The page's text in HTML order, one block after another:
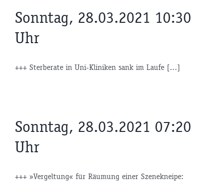
Sonntag, 28.03.2021 10:30
Uhr
+++ Sterberate in Uni-Kliniken sank im Laufe [...]
Sonntag, 28.03.2021 07:20
Uhr
+++ »Vergeltung« für Räumung einer Szenekneipe: